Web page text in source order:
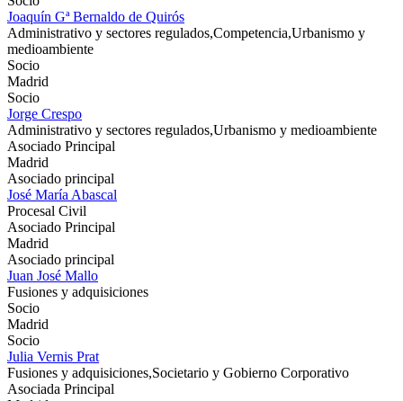
Joaquín Gª Bernaldo de Quirós
Administrativo y sectores regulados,Competencia,Urbanismo y
medioambiente
Socio
Madrid
Socio
Jorge Crespo
Administrativo y sectores regulados,Urbanismo y medioambiente
Asociado Principal
Madrid
Asociado principal
José María Abascal
Procesal Civil
Asociado Principal
Madrid
Asociado principal
Juan José Mallo
Fusiones y adquisiciones
Socio
Madrid
Socio
Julia Vernis Prat
Fusiones y adquisiciones,Societario y Gobierno Corporativo
Asociada Principal